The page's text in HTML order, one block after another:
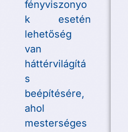
fényviszonyo
k esetén
lehetőség
van
háttérvilágítá
s
beépítésére,
ahol
mesterséges